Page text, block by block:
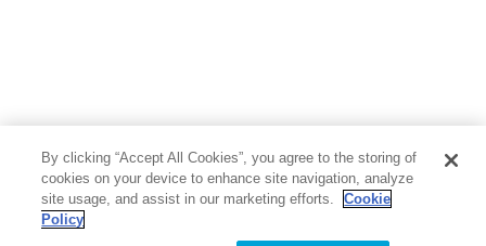
By clicking “Accept All Cookies”, you agree to the storing of
cookies on your device to enhance site navigation, analyze
site usage, and assist in our marketing efforts.
Cookie
Policy